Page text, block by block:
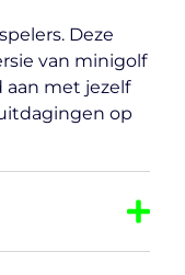
Deze
van minigolf
aan met jezelf
op